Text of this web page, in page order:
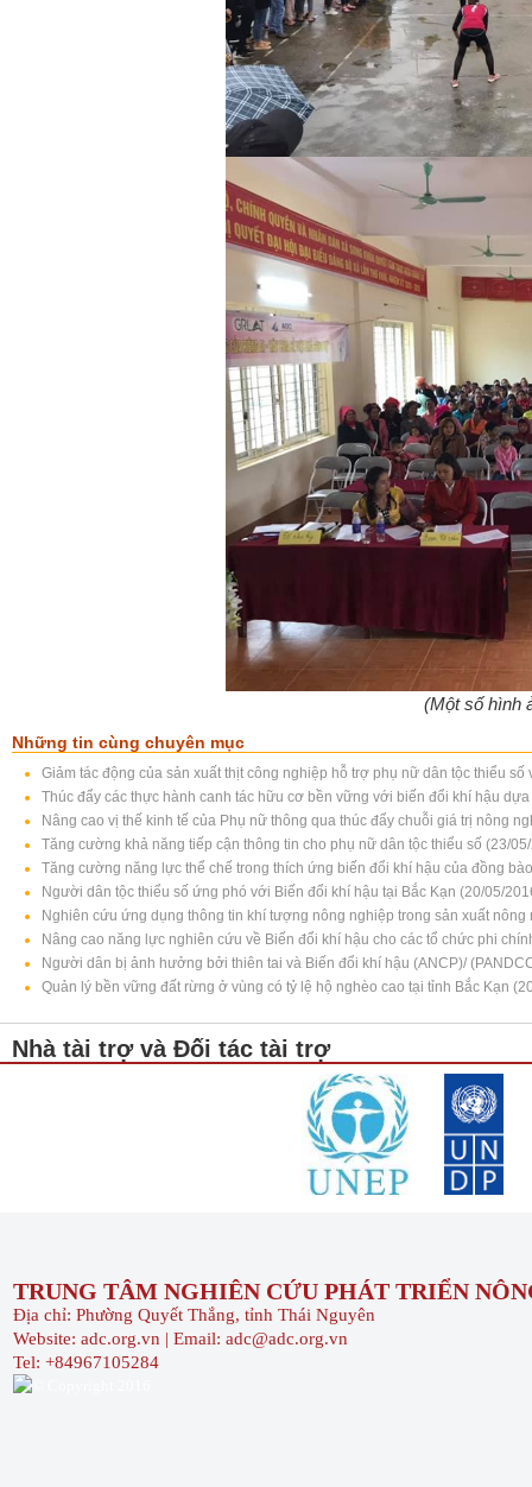
(Một số hình
Những tin cùng chuyên mục
Giảm tác động của sản xuất thịt công nghiệp hỗ trợ phụ nữ dân tộc thiểu
Thúc đẩy các thực hành canh tác hữu cơ bền vững với biến đổi khí hậu
Nâng cao vị thế kinh tế của Phụ nữ thông qua thúc đẩy chuỗi giá trị nông
Tăng cường khả năng tiếp cận thông tin cho phụ nữ dân tộc thiểu số (23/
Tăng cường năng lực thể chế trong thích ứng biến đổi khí hậu của đồng
Người dân tộc thiểu số ứng phó với Biến đổi khí hậu tại Bắc Kạn (20/05/
Nghiên cứu ứng dụng thông tin khí tượng nông nghiệp trong sản xuất
Nâng cao năng lực nghiên cứu về Biến đổi khí hậu cho các tổ chức phi
Người dân bị ảnh hưởng bởi thiên tai và Biến đổi khí hậu (ANCP)/
Quản lý bền vững đất rừng ở vùng có tỷ lệ hộ nghèo cao tại tỉnh Bắc Kạn
Nhà tài trợ và Đối tác tài trợ
TRUNG TÂM NGHIÊN CỨU PHÁT TRIỂN
Địa chỉ: Phường Quyết Thắng, tỉnh Thái Nguyên
Website: adc.org.vn | Email: adc@adc.org.vn
Tel: +84967105284